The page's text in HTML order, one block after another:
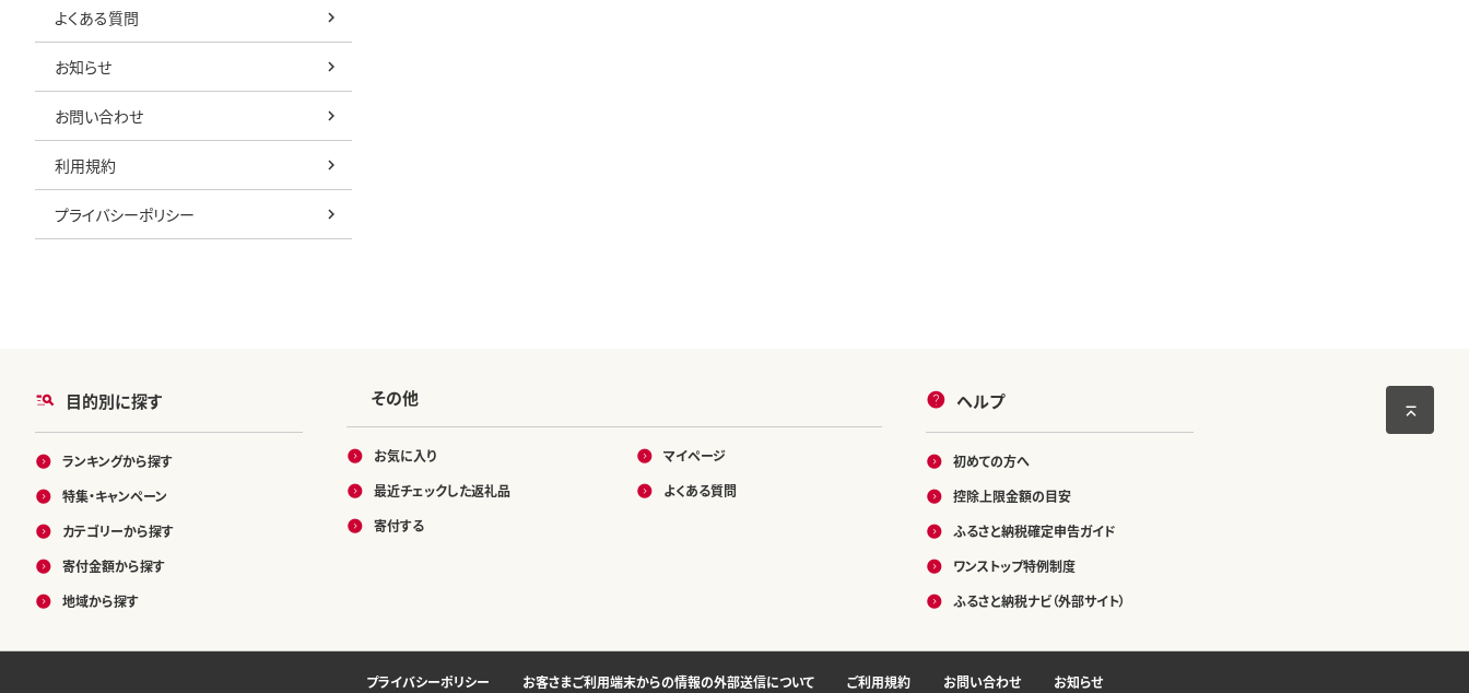
よくある質問
お知らせ
お問い合わせ
利用規約
プライバシーポリシー
目的別に探す
ランキングから探す
特集・キャンペーン
カテゴリーから探す
寄付金額から探す
地域から探す
その他
お気に入り
最近チェックした返礼品
寄付する
マイページ
よくある質問
ヘルプ
初めての方へ
控除上限金額の目安
ふるさと納税確定申告ガイド
ワンストップ特例制度
ふるさと納税ナビ（外部サイト）
プライバシーポリシー お客さまご利用端末からの情報の外部送信について ご利用規約 お問い合わせ お知らせ